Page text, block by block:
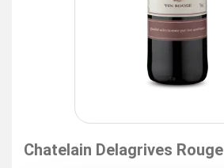
Chatelain Delagrives Rouge